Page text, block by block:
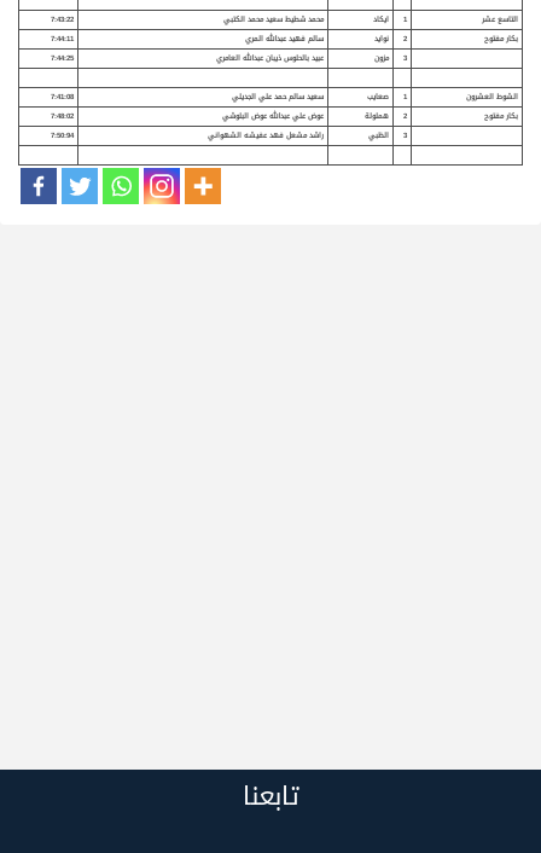
التاسع عشر 1 ايكاد محمد شطيط سعيد محمد الكتبي
7:43:22
بكار مفتوح
2 نوايد سالم فهيد عبدالله المري
7:44:11
3
مزون عبيد بالحلوس ذيبان عبدالله العامري 7:44:25
الشوط العشرون 1 صعايب سعيد سالم حمد علي الجديلي
7:41:08
بكار مفتوح
2 هملولة عوض علي عبدالله عوض البلوشي
7:48:02
3
الظبي راشد مشعل فهد عفيشه الشهواني 7:50:94
تابعنا